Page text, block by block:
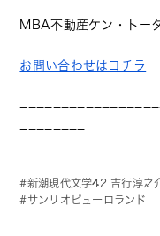
MBA不動産ケン・トー
お問い合わせはコチラ
−−−−−−−−
新潮現代文学42 吉行淳之
サンリオピューロランド